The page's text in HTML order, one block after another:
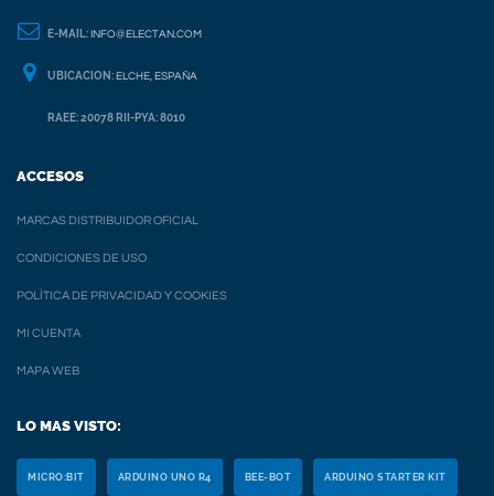
E-MAIL: INFO@ELECTAN.COM
UBICACION: ELCHE, ESPAÑA
RAEE: 20078 RII-PYA: 8010
ACCESOS
MARCAS DISTRIBUIDOR OFICIAL
CONDICIONES DE USO
POLÍTICA DE PRIVACIDAD Y COOKIES
MI CUENTA
MAPA WEB
LO MAS VISTO:
MICRO:BIT ARDUINO UNO R4 BEE-BOT ARDUINO STARTER KIT